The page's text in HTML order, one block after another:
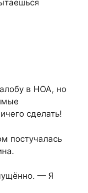
в HOA, но
сделать!
постучалась
— Я